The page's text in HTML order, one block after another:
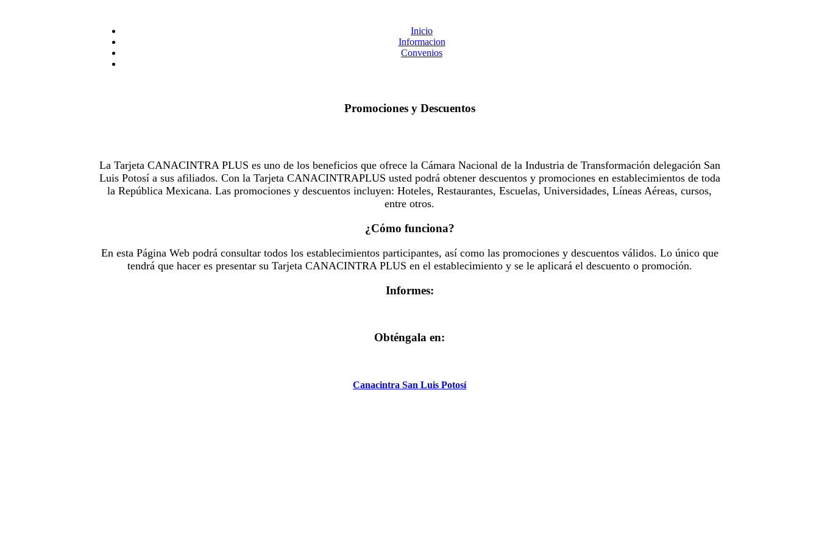
Inicio
Informacion
Convenios
Promociones y Descuentos
La Tarjeta CANACINTRA PLUS es uno de los beneficios que ofrece la Cámara Nacional de la Industria de Transformación delegación San
Luis Potosí a sus afiliados. Con la Tarjeta CANACINTRAPLUS usted podrá obtener descuentos y promociones en establecimientos de toda
la República Mexicana. Las promociones y descuentos incluyen: Hoteles, Restaurantes, Escuelas, Universidades, Líneas Aéreas, cursos,
entre otros.
¿Cómo funciona?
En esta Página Web podrá consultar todos los establecimientos participantes, así como las promociones y descuentos válidos. Lo único que
tendrá que hacer es presentar su Tarjeta CANACINTRA PLUS en el establecimiento y se le aplicará el descuento o promoción.
Informes:
Obténgala en:
Canacintra San Luis Potosí